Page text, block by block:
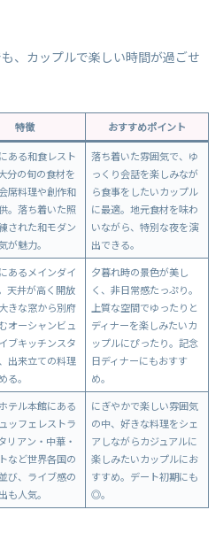
、カップルで楽しい時間が過ごせ
特徴 おすすめポイント
ある和食レスト
分の旬の食材を
席料理や創作和
。落ち着いた照
された和モダン
が魅力。
落ち着いた雰囲気で、ゆ
っくり会話を楽しみなが
ら食事をしたいカップル
に最適。地元食材を味わ
いながら、特別な夜を演
出できる。
あるメインダイ
天井が高く開放
きな窓から別府
オーシャンビュ
ブキッチンスタ
出来立ての料理
る。
夕暮れ時の景色が美し
く、非日常感たっぷり。
上質な空間でゆったりと
ディナーを楽しみたいカ
ップルにぴったり。記念
日ディナーにもおすす
め。
テル本館にある
ッフェレストラ
リアン・中華・
など世界各国の
び、ライブ感の
も人気。
にぎやかで楽しい雰囲気
の中、好きな料理をシェ
アしながらカジュアルに
楽しみたいカップルにお
すすめ。デート初期にも
◎。